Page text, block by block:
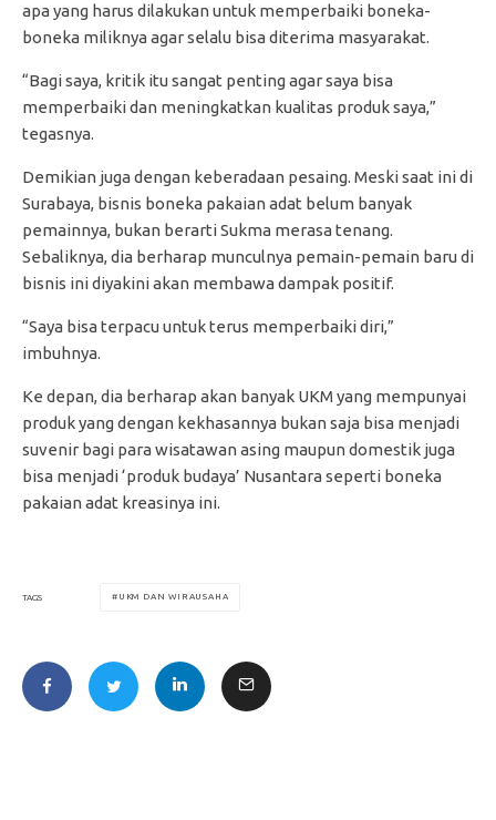
apa yang harus dilakukan untuk memperbaiki boneka-
boneka miliknya agar selalu bisa diterima masyarakat.
“Bagi saya, kritik itu sangat penting agar saya bisa
memperbaiki dan meningkatkan kualitas produk saya,”
tegasnya.
Demikian juga dengan keberadaan pesaing. Meski saat ini di
Surabaya, bisnis boneka pakaian adat belum banyak
pemainnya, bukan berarti Sukma merasa tenang.
Sebaliknya, dia berharap munculnya pemain-pemain baru di
bisnis ini diyakini akan membawa dampak positif.
“Saya bisa terpacu untuk terus memperbaiki diri,”
imbuhnya.
Ke depan, dia berharap akan banyak UKM yang mempunyai
produk yang dengan kekhasannya bukan saja bisa menjadi
suvenir bagi para wisatawan asing maupun domestik juga
bisa menjadi ‘produk budaya’ Nusantara seperti boneka
pakaian adat kreasinya ini.
TAGS UKM DAN WIRAUSAHA